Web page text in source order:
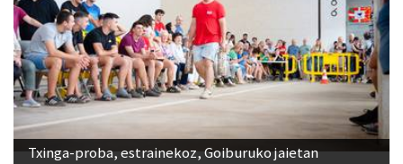
Txinga-proba, estrainekoz, Goiburuko jaietan